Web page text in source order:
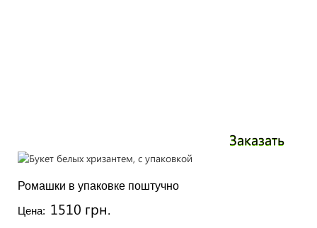
Заказать
Ромашки в упаковке поштучно
Цена: 1510 грн.